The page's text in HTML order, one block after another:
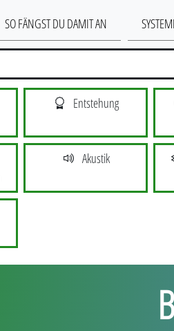
SO FÄNGST DU DAMIT AN
Entstehung
Akustik